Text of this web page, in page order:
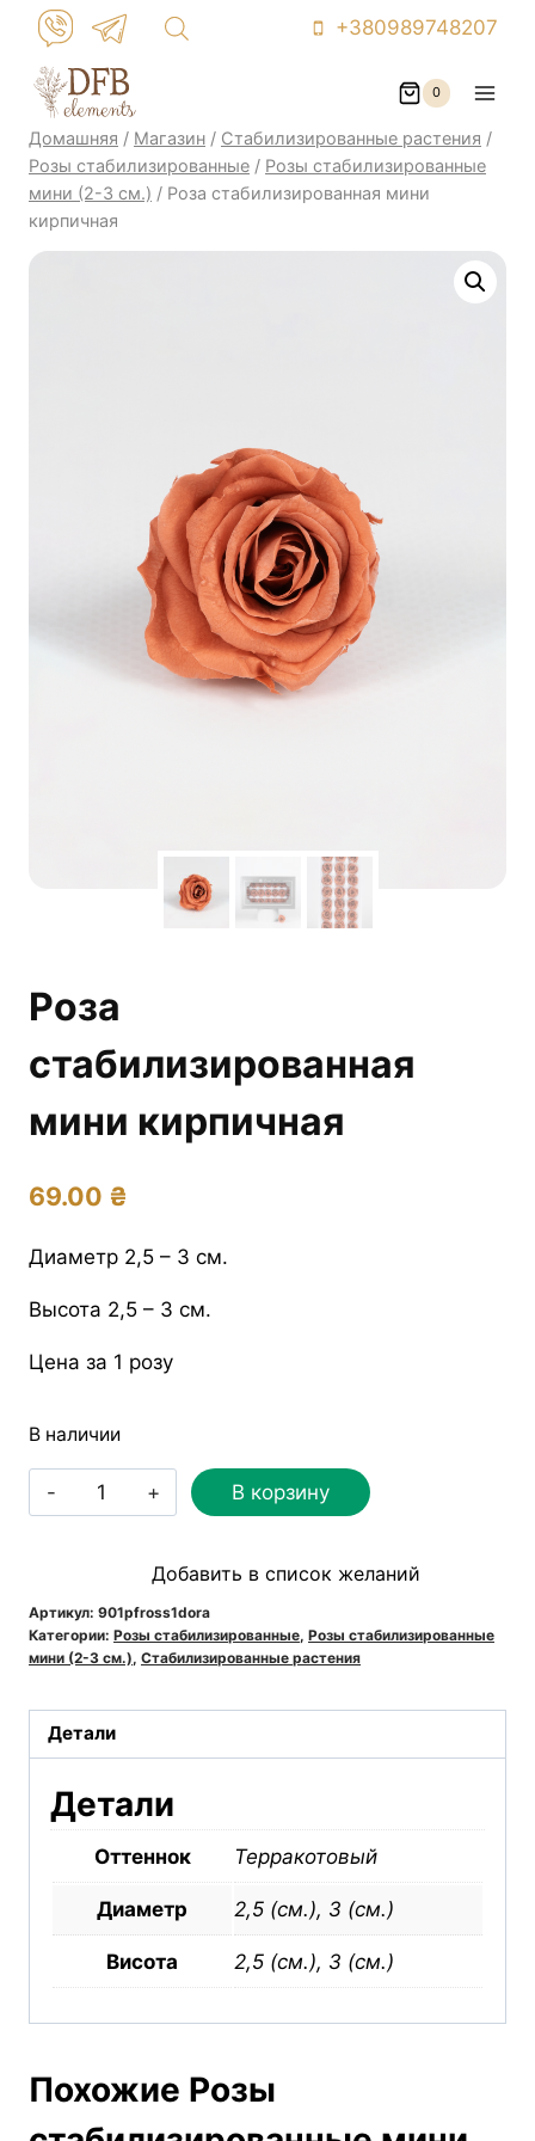
Перейти
контенту
+380989748207
0
Домашняя / Магазин / Стабилизированные растения /
Розы стабилизированные / Розы стабилизированные
мини (2-3 см.) / Роза стабилизированная мини
кирпичная
Роза
стабилизированная
мини кирпичная
69.00 ₴
Диаметр 2,5 – 3 см.
Высота 2,5 – 3 см.
Цена за 1 розу
В наличии
Количество
товара
стабилизированная
мини
кирпичная
В корзину
Добавить в список желаний
Артикул: 901pfross1dora
Категории: Розы стабилизированные, Розы стабилизированные
мини (2-3 см.), Стабилизированные растения
Детали
Детали
Оттеннок Терракотовый
Диаметр 2,5 (см.), 3 (см.)
Висота 2,5 (см.), 3 (см.)
Похожие Розы